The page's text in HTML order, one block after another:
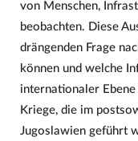
von Menschen,
beobachten. Diese
drängenden Frage
können und welche
internationaler
Kriege, die im
Jugoslawien geführt